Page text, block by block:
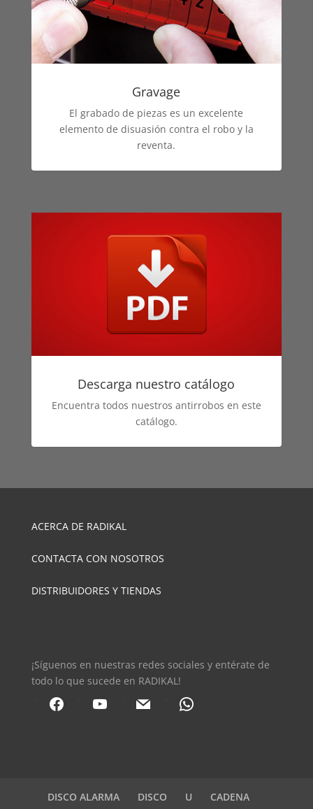
Gravage
El grabado de piezas es un excelente
elemento de disuasión contra el robo y la
reventa.
Descarga nuestro catálogo
Encuentra todos nuestros antirrobos en este
catálogo.
ACERCA DE RADIKAL
CONTACTA CON NOSOTROS
DISTRIBUIDORES Y TIENDAS
¡Síguenos en nuestras redes sociales y entérate de
todo lo que sucede en RADIKAL!
facebook
youtube mail whatsapp
DISCO ALARMA DISCO U
CADENA